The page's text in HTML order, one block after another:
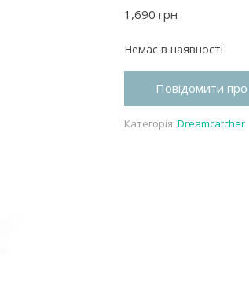
1,690 грн
Немає в наявності
Повідомити про
Категорія: Dreamcatcher